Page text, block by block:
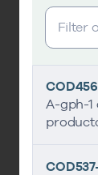
Vind
A-gph-1